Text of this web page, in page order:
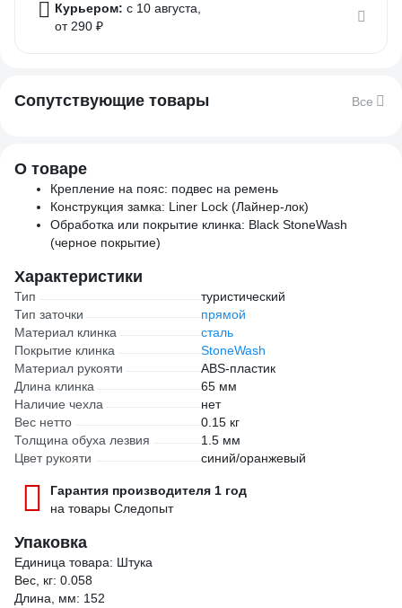
Курьером: c 10 августа,
от 290 ₽
Сопутствующие товары Все
О товаре
Крепление на пояс: подвес на ремень
Конструкция замка: Liner Lock (Лайнер-лок)
Обработка или покрытие клинка: Black StoneWash
(черное покрытие)
Характеристики
Тип
туристический
Тип заточки
прямой
Материал клинка
сталь
Покрытие клинка
StoneWash
Материал рукояти
ABS-пластик
Длина клинка
65 мм
Наличие чехла
нет
Вес нетто
0.15 кг
Толщина обуха лезвия
1.5 мм
Цвет рукояти
синий/оранжевый
Гарантия производителя 1 год
на товары Следопыт
Упаковка
Единица товара: Штука
Вес, кг: 0.058
Длина, мм: 152